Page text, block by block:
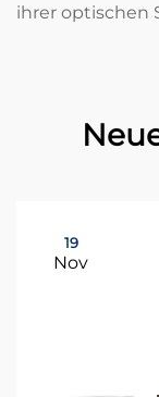
ihrer optischen
19
Nov